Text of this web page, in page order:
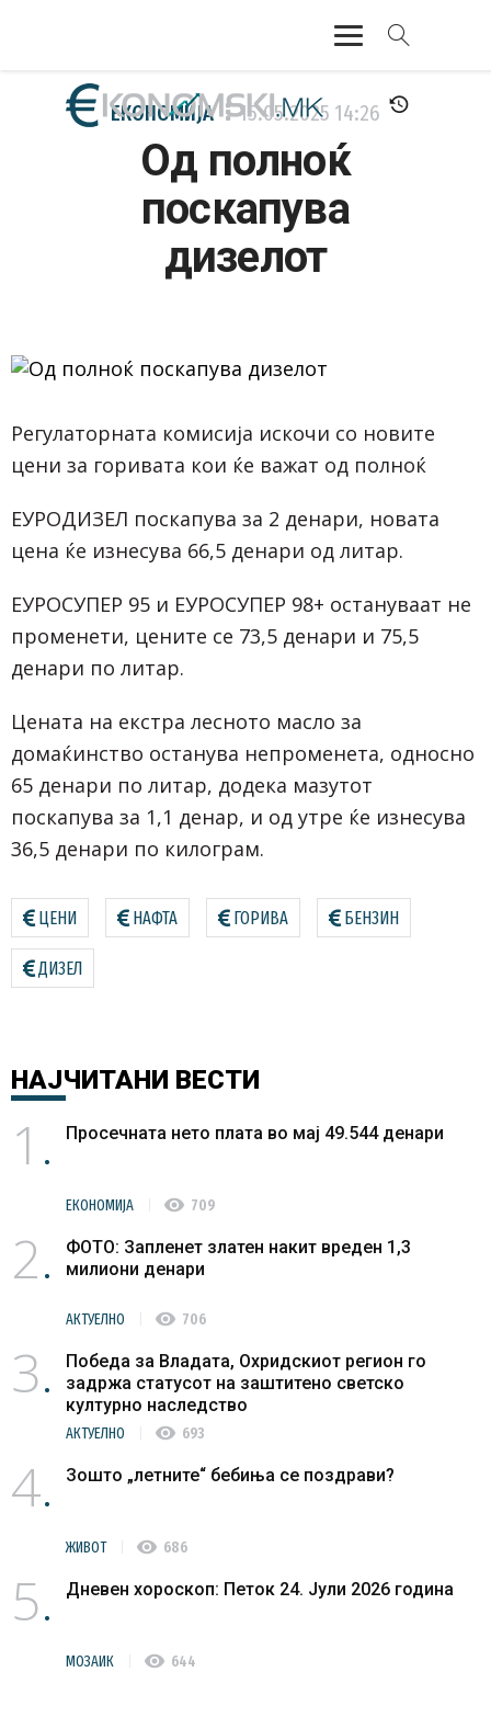
АКТУЕЛНО
ЕКОНОМИЈА
ФИНАНСИИ
БАНКАРСТВО
МОЗАИК
ЕКОНОМИЈА 15.05.2025 14:26
Од полноќ
поскапува
дизелот
Регулаторната комисија искочи со новите
цени за горивата кои ќе важат од полноќ
ЕУРОДИЗЕЛ поскапува за 2 денари, новата
цена ќе изнесува 66,5 денари од литар.
ЕУРОСУПЕР 95 и ЕУРОСУПЕР 98+ остануваат не
променети, цените се 73,5 денари и 75,5
денари по литар.
Цената на екстра лесното масло за
домаќинство останува непроменета, односно
65 денари по литар, додека мазутот
поскапува за 1,1 денар, и од утре ќе изнесува
36,5 денари по килограм.
ЦЕНИ НАФТА ГОРИВА БЕНЗИН
ДИЗЕЛ
НАЈЧИТАНИ ВЕСТИ
1 Просечната нето плата во мај 49.544 денари
ЕКОНОМИЈА visibility 709
2
ФОТО: Запленет златен накит вреден 1,3
милиони денари
АКТУЕЛНО visibility 706
3
Победа за Владата, Охридскиот регион го
задржа статусот на заштитено светско
културно наследство
АКТУЕЛНО visibility 693
4 Зошто „летните“ бебиња се поздрави?
ЖИВОТ visibility 686
5 Дневен хороскоп: Петок 24. Јули 2026 година
МОЗАИК visibility 644